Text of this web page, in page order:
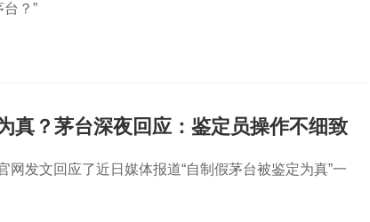
？”
真？茅台深夜回应：鉴定员操作不细致
网发文回应了近日媒体报道“自制假茅台被鉴定为真”一